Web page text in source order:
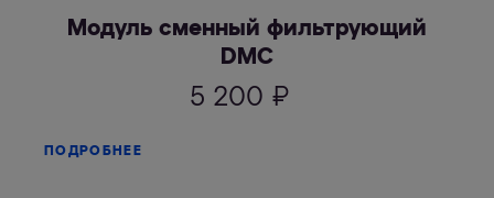
Модуль сменный фильтрующий
DMC
5 200 ₽
ПОДРОБНЕЕ